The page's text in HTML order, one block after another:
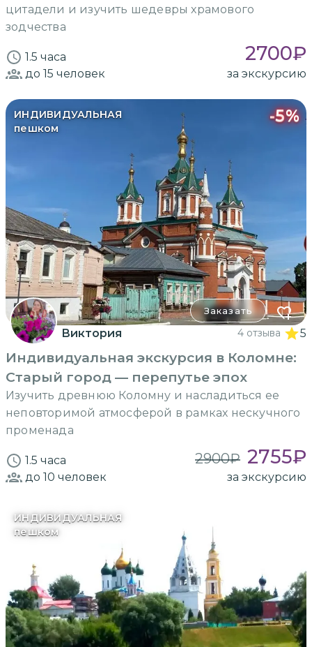
цитадели и изучить шедевры храмового
зодчества
1.5 часа 2700₽
до 15 человек за экскурсию
ИНДИВИДУАЛЬНАЯ
пешком
-5%
Заказать
Виктория 4 отзыва 5
Индивидуальная экскурсия в Коломне:
Старый город — перепутье эпох
Изучить древнюю Коломну и насладиться ее
неповторимой атмосферой в рамках нескучного
променада
1.5 часа 2900₽ 2755₽
до 10 человек за экскурсию
ИНДИВИДУАЛЬНАЯ
пешком